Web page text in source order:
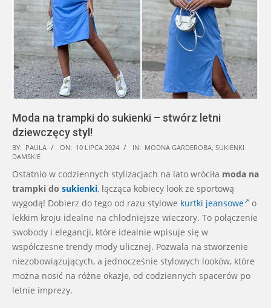
Moda na trampki do sukienki – stwórz letni
dziewczęcy styl!
2024-
07-
10
BY: PAULA ON: 10 LIPCA 2024 IN: MODNA GARDEROBA, SUKIENKI
DAMSKIE
Ostatnio w codziennych stylizacjach na lato wróciła moda na
trampki do sukienki, łącząca kobiecy look ze sportową
wygodą! Dobierz do tego od razu stylowe kurtki jeansowe
o
lekkim kroju idealne na chłodniejsze wieczory. To połączenie
swobody i elegancji, które idealnie wpisuje się w
współczesne trendy mody ulicznej. Pozwala na stworzenie
niezobowiązujących, a jednocześnie stylowych looków, które
można nosić na różne okazje, od codziennych spacerów po
letnie imprezy.